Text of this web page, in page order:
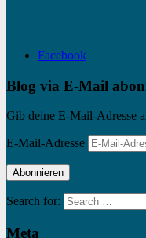
Facebook
Blog via E-Mail
Gib deine E-Mail-Adresse
E-Mail-Adresse
Abonnieren
Search for:
Meta